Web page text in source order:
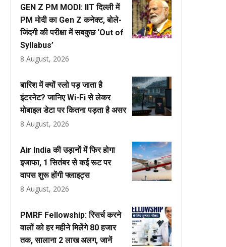
GEN Z PM MODI: IIT दिल्ली में
PM मोदी का Gen Z कनेक्ट, बोले-
जिंदगी की परीक्षा में सबकुछ ‘Out of
Syllabus’
8 August, 2026
बारिश में क्यों स्लो पड़ जाता है
इंटरनेट? जानिए Wi-Fi से लेकर
मोबाइल डेटा पर कितना पड़ता है असर
8 August, 2026
Air India की उड़ानों में फिर होगा
इजाफा, 1 सितंबर से कई रूट पर
वापस शुरू होंगी फ्लाइट्स
8 August, 2026
PMRF Fellowship: रिसर्च करने
वालों को हर महीने मिलेंगे ₹80 हजार
तक, सालाना ₹2 लाख अलग, जानें